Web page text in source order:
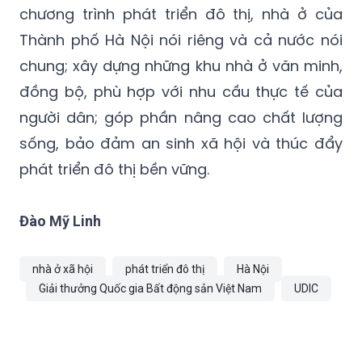
chương trình phát triển đô thị, nhà ở của
Thành phố Hà Nội nói riêng và cả nước nói
chung; xây dựng những khu nhà ở văn minh,
đồng bộ, phù hợp với nhu cầu thực tế của
người dân; góp phần nâng cao chất lượng
sống, bảo đảm an sinh xã hội và thúc đẩy
phát triển đô thị bền vững.
Đào Mỹ Linh
nhà ở xã hội phát triển đô thị
Hà Nội
Giải thưởng Quốc gia Bất động sản Việt Nam
UDIC